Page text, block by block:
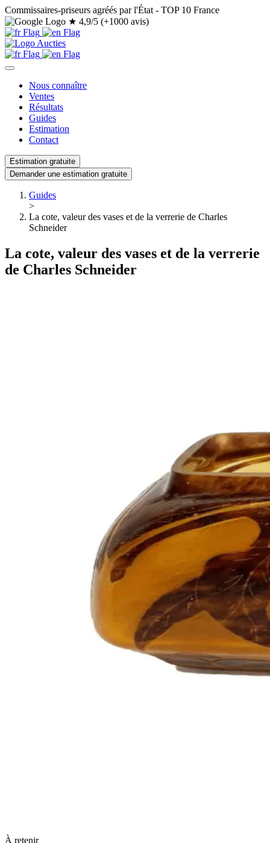
Commissaires-priseurs agréés par l'État - TOP 10 France
★ 4,9/5 (+1000 avis)
Nous connaître
Ventes
Résultats
Guides
Estimation
Contact
Estimation gratuite
Demander une estimation gratuite
Guides
>
La cote, valeur des vases et de la verrerie de Charles
Schneider
La cote, valeur des vases et de la verrerie
de Charles Schneider
À retenir